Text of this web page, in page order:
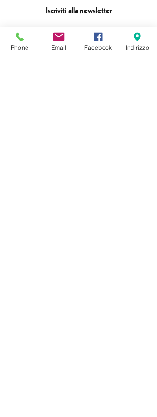
Iscriviti alla newsletter
Phone Email Facebook Indirizzo